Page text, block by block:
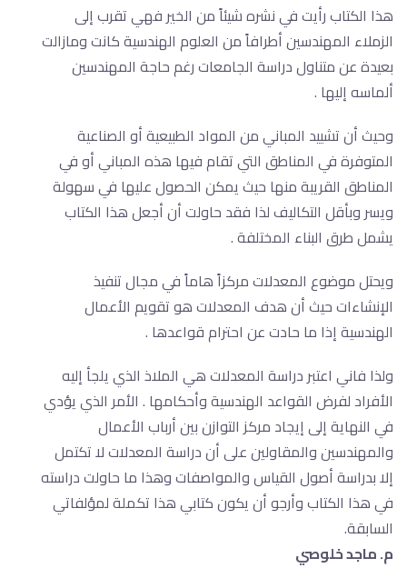
هذا الكتاب رأيت في نشره شيئاً من الخير فهي تقرب إلى
الزملاء المهندسين أطرافاً من العلوم الهندسية كانت ومازالت
بعيدة عن متناول دراسة الجامعات رغم حاجة المهندسين
ألماسه إليها .
وحيث أن تشييد المباني من المواد الطبيعية أو الصناعية
المتوفرة في المناطق التي تقام فيها هذه المباني أو في
المناطق القريبة منها حيث يمكن الحصول عليها في سهولة
ويسر وبأقل التكاليف لذا فقد حاولت أن أجعل هذا الكتاب
يشمل طرق البناء المختلفة .
ويحتل موضوع المعدلات مركزاً هاماً في مجال تنفيذ
الإنشاءات حيث أن هدف المعدلات هو تقويم الأعمال
الهندسية إذا ما حادت عن احترام قواعدها .
ولذا فاني اعتبر دراسة المعدلات هي الملاذ الذي يلجأ إليه
الأفراد لفرض القواعد الهندسية وأحكامها . الأمر الذي يؤدي
في النهاية إلى إيجاد مركز التوازن بين أرباب الأعمال
والمهندسين والمقاولين على أن دراسة المعدلات لا تكتمل
إلا بدراسة أصول القياس والمواصفات وهذا ما حاولت دراسته
في هذا الكتاب وأرجو أن يكون كتابي هذا تكملة لمؤلفاتي
السابقة.
م. ماجد خلوصي